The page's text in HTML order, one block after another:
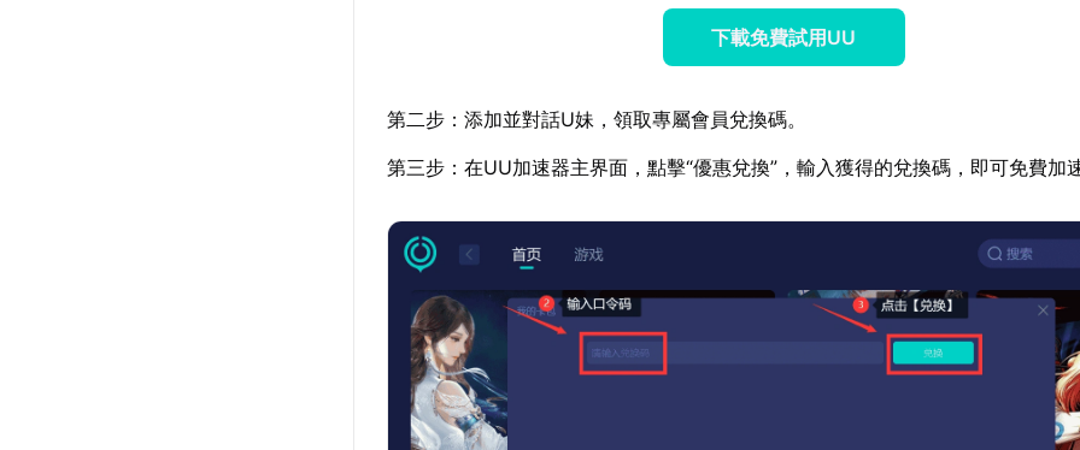
下載免費試用UU
第二步：添加並對話U妹，領取專屬會員兌換碼。
第三步：在UU加速器主界面，點擊“優惠兌換”，輸入獲得的兌換碼，即可免費加